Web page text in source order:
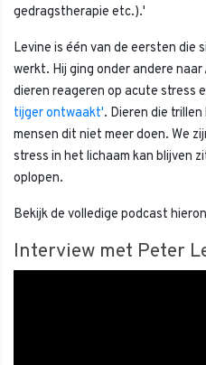
gedragstherapie etc.).'
Levine is één van de eersten die
werkt. Hij ging onder andere
dieren reageren op acute stress
tijger ontwaakt'. Dieren die
mensen dit niet meer doen. We
stress in het lichaam kan blijven
oplopen.
Bekijk de volledige podcast
Interview met Peter